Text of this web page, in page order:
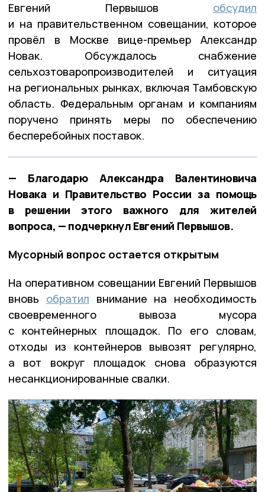
Евгений Первышов обсудил
и на правительственном совещании, которое
провёл в Москве вице-премьер Александр
Новак. Обсуждалось снабжение
сельхозтоваропроизводителей и ситуация
на региональных рынках, включая Тамбовскую
область. Федеральным органам и компаниям
поручено принять меры по обеспечению
бесперебойных поставок.
— Благодарю Александра Валентиновича
Новака и Правительство России за помощь
в решении этого важного для жителей
вопроса, — подчеркнул Евгений Первышов.
Мусорный вопрос остается открытым
На оперативном совещании Евгений Первышов
вновь обратил внимание на необходимость
своевременного вывоза мусора
с контейнерных площадок. По его словам,
отходы из контейнеров вывозят регулярно,
а вот вокруг площадок снова образуются
несанкционированные свалки.